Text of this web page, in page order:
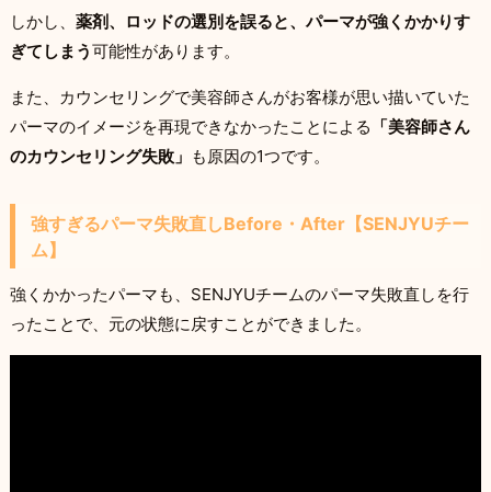
しかし、 薬剤、ロッドの選別を誤ると、パーマが強くかかりす
ぎてしまう可能性があります。
また、カウンセリングで美容師さんがお客様が思い描いていた
パーマのイメージを再現できなかったことによる 「美容師さん
のカウンセリング失敗」 も原因の1つです。
強すぎるパーマ失敗直しBefore・After【SENJYUチー
ム】
強くかかったパーマも、SENJYUチームのパーマ失敗直しを行
ったことで、元の状態に戻すことができました。